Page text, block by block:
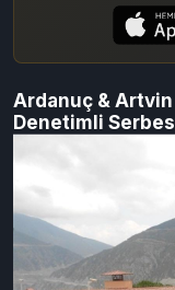
Ardanuç & Artvin
Denetimli